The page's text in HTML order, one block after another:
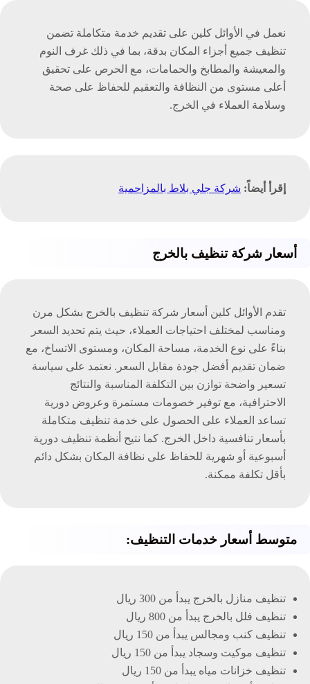
نعمل في الأوائل كلين على تقديم خدمة متكاملة تضمن
تنظيف جميع أجزاء المكان بدقة، بما في ذلك غرف النوم
والمعيشة والمطابخ والحمامات، مع الحرص على تحقيق
أعلى مستوى من النظافة والتعقيم للحفاظ على صحة
وسلامة العملاء في الخرج.
إقرأ أيضاً: شركة جلي بلاط بالمزاحمية
أسعار شركة تنظيف بالخرج
تقدم الأوائل كلين أسعار شركة تنظيف بالخرج بشكل مرن
ومناسب لمختلف احتياجات العملاء، حيث يتم تحديد السعر
بناءً على نوع الخدمة، مساحة المكان، ومستوى الاتساخ، مع
ضمان تقديم أفضل جودة مقابل السعر. نعتمد على سياسة
تسعير واضحة توازن بين التكلفة المناسبة والنتائج
الاحترافية، مع توفير خصومات مستمرة وعروض دورية
تساعد العملاء على الحصول على خدمة تنظيف متكاملة
بأسعار تنافسية داخل الخرج. كما نتيح أنظمة تنظيف دورية
أسبوعية أو شهرية للحفاظ على نظافة المكان بشكل دائم
بأقل تكلفة ممكنة.
متوسط أسعار خدمات التنظيف:
تنظيف منازل بالخرج يبدأ من 300 ريال
تنظيف فلل بالخرج يبدأ من 800 ريال
تنظيف كنب ومجالس يبدأ من 150 ريال
تنظيف موكيت وسجاد يبدأ من 150 ريال
تنظيف خزانات مياه يبدأ من 150 ريال